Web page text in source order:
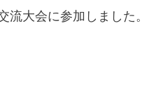
流大会に参加しました。